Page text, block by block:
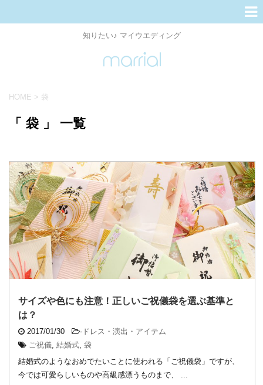
知りたい♪ マイウエディング
HOME > 袋
「 袋 」 一覧
サイズや色にも注意！正しいご祝儀袋を選ぶ基準と
は？
2017/01/30 - ドレス・演出・アイテム
ご祝儀 結婚式 袋
結婚式のようなおめでたいことに使われる「ご祝儀袋」ですが、
今では可愛らしいものや高級感漂うものまで、 ...